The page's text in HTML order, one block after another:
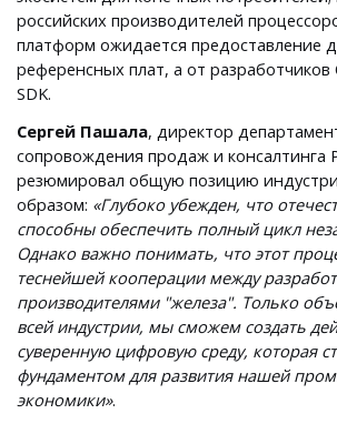
российских производителей
платформ ожидается предоставление
референсных плат, а от
SDK.
Сергей Пашала, директор
сопровождения продаж и
резюмировал общую позицию
образом: «Глубоко убежден, что
способны обеспечить полный цикл
Однако важно понимать, что этот
теснейшей кооперации между
производителями "железа". Только
всей индустрии, мы сможем создать
суверенную цифровую среду, которая
фундаментом для развития нашей
экономики».